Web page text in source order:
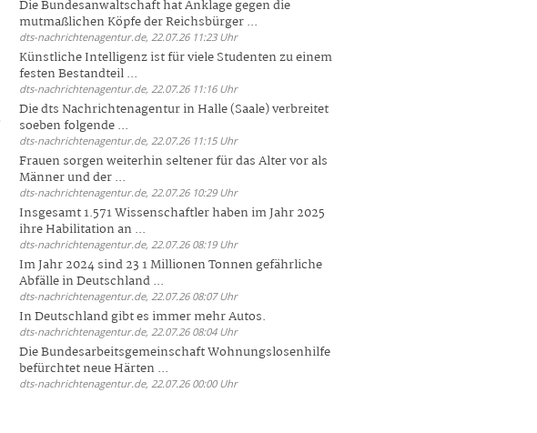
Die Bundesanwaltschaft hat Anklage gegen die
mutmaßlichen Köpfe der Reichsbürger ...
dts-nachrichtenagentur.de, 22.07.26 11:23 Uhr
Künstliche Intelligenz ist für viele Studenten zu einem
festen Bestandteil ...
dts-nachrichtenagentur.de, 22.07.26 11:16 Uhr
Die dts Nachrichtenagentur in Halle (Saale) verbreitet
soeben folgende ...
dts-nachrichtenagentur.de, 22.07.26 11:15 Uhr
Frauen sorgen weiterhin seltener für das Alter vor als
Männer und der ...
dts-nachrichtenagentur.de, 22.07.26 10:29 Uhr
Insgesamt 1.571 Wissenschaftler haben im Jahr 2025
ihre Habilitation an ...
dts-nachrichtenagentur.de, 22.07.26 08:19 Uhr
Im Jahr 2024 sind 23 1 Millionen Tonnen gefährliche
Abfälle in Deutschland ...
dts-nachrichtenagentur.de, 22.07.26 08:07 Uhr
In Deutschland gibt es immer mehr Autos.
dts-nachrichtenagentur.de, 22.07.26 08:04 Uhr
Die Bundesarbeitsgemeinschaft Wohnungslosenhilfe
befürchtet neue Härten ...
dts-nachrichtenagentur.de, 22.07.26 00:00 Uhr